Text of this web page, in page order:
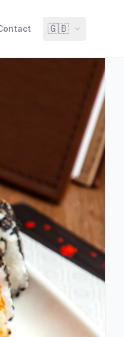
Contact 🇬🇧